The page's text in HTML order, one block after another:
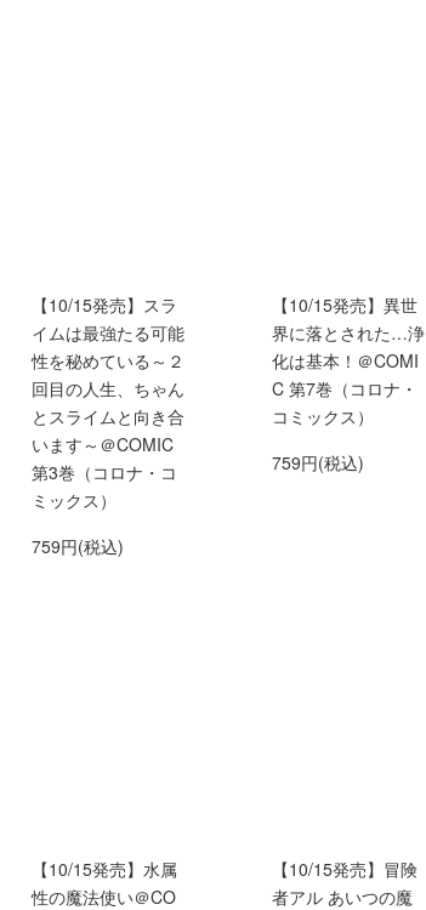
【10/15発売】スラ
イムは最強たる可能
性を秘めている～２
回目の人生、ちゃん
とスライムと向き合
います～＠COMIC
第3巻（コロナ・コ
ミックス）
759円(税込)
【10/15発売】異世
界に落とされた…浄
化は基本！＠COMI
C 第7巻（コロナ・
コミックス）
759円(税込)
【10/15発売】水属
性の魔法使い＠CO
【10/15発売】冒険
者アル あいつの魔